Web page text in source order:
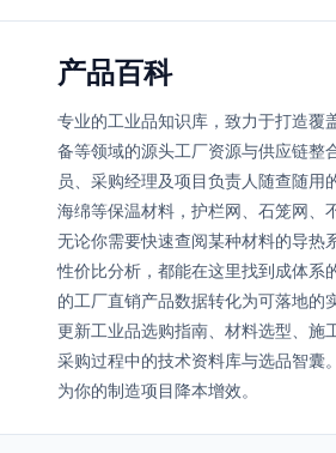
产品百科
专业的工业品知识库，致力于打造覆
备等领域的源头工厂资源与供应链整
员、采购经理及项目负责人随查随
海绵等保温材料，护栏网、石笼网、
无论你需要快速查阅某种材料的导热
性价比分析，都能在这里找到成体系
的工厂直销产品数据转化为可落地的
更新工业品选购指南、材料选型、施
采购过程中的技术资料库与选品智
为你的制造项目降本增效。